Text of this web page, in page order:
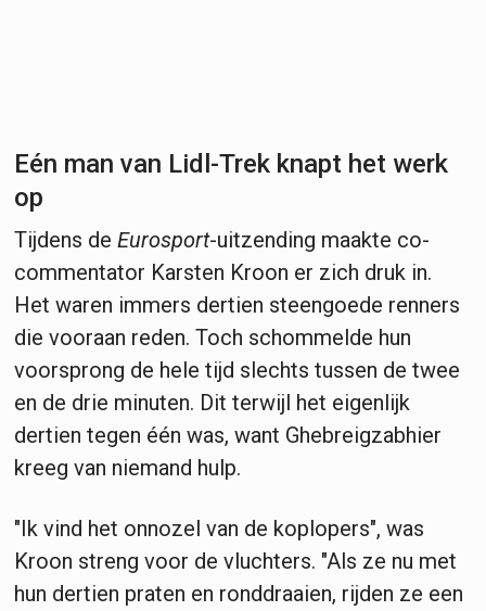
Eén man van Lidl-Trek knapt het werk
op
Tijdens de Eurosport-uitzending maakte co-
commentator Karsten Kroon er zich druk in.
Het waren immers dertien steengoede renners
die vooraan reden. Toch schommelde hun
voorsprong de hele tijd slechts tussen de twee
en de drie minuten. Dit terwijl het eigenlijk
dertien tegen één was, want Ghebreigzabhier
kreeg van niemand hulp.
"Ik vind het onnozel van de koplopers", was
Kroon streng voor de vluchters. "Als ze nu met
hun dertien praten en ronddraaien, rijden ze een